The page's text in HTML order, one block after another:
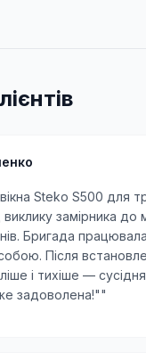
Steko S500 для
виклику замірника до
Бригада
Після
і тихіше —
задоволена!""